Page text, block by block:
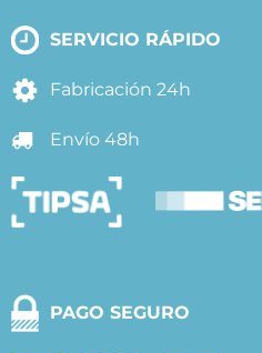
SERVICIO RÁPIDO
Fabricación 24h
Envío 48h
PAGO SEGURO